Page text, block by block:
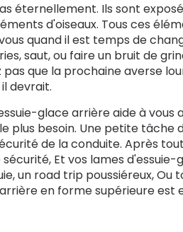
éternellement. Ils sont
d'oiseaux. Tous ces
quand il est temps de
saut, ou faire un bruit de
que la prochaine averse
devrait.
glace arrière aide à vous
plus besoin. Une petite
de la conduite. Après
Et vos lames d'essuie-
un road trip poussiéreux,
en forme supérieure est